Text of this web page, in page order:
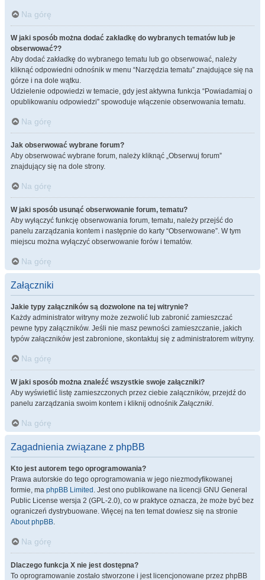
Na górę
W jaki sposób można dodać zakładkę do wybranych tematów lub je
obserwować??
Aby dodać zakładkę do wybranego tematu lub go obserwować, należy
kliknąć odpowiedni odnośnik w menu “Narzędzia tematu” znajdujące się na
górze i na dole wątku.
Udzielenie odpowiedzi w temacie, gdy jest aktywna funkcja “Powiadamiaj o
opublikowaniu odpowiedzi” spowoduje włączenie obserwowania tematu.
Na górę
Jak obserwować wybrane forum?
Aby obserwować wybrane forum, należy kliknąć „Obserwuj forum”
znajdujący się na dole strony.
Na górę
W jaki sposób usunąć obserwowanie forum, tematu?
Aby wyłączyć funkcję obserwowania forum, tematu, należy przejść do
panelu zarządzania kontem i następnie do karty “Obserwowane”. W tym
miejscu można wyłączyć obserwowanie forów i tematów.
Na górę
Załączniki
Jakie typy załączników są dozwolone na tej witrynie?
Każdy administrator witryny może zezwolić lub zabronić zamieszczać
pewne typy załączników. Jeśli nie masz pewności zamieszczanie, jakich
typów załączników jest zabronione, skontaktuj się z administratorem witryny.
Na górę
W jaki sposób można znaleźć wszystkie swoje załączniki?
Aby wyświetlić listę zamieszczonych przez ciebie załączników, przejdź do
panelu zarządzania swoim kontem i kliknij odnośnikZałączniki.
Na górę
Zagadnienia związane z phpBB
Kto jest autorem tego oprogramowania?
Prawa autorskie do tego oprogramowania w jego niezmodyfikowanej
formie, ma phpBB Limited . Jest ono publikowane na licencji GNU General
Public License wersja 2 (GPL-2.0), co w praktyce oznacza, że może być bez
ograniczeń dystrybuowane. Więcej na ten temat dowiesz się na stronie
About phpBB.
Na górę
Dlaczego funkcja X nie jest dostępna?
To oprogramowanie zostało stworzone i jest licencjonowane przez phpBB